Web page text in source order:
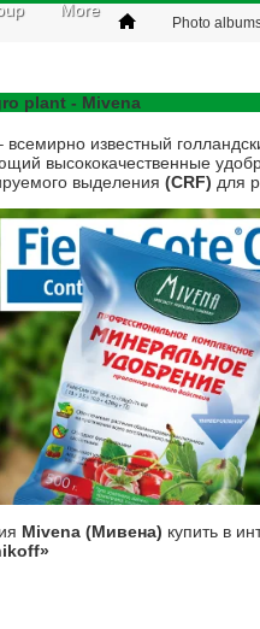
More
Photo
plant - Mivena
всемирно известный
высококачественные
выделения (CRF) для
Mivena (Мивена) купить в